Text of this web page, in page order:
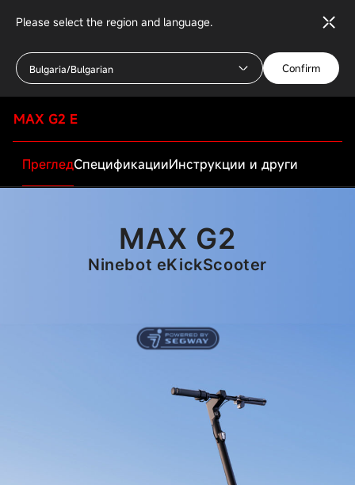
Please select the region and language.
Bulgaria/Bulgarian Confirm
MAX G2 E
ПрегледСпецификацииИнструкции и други
MAX G2
Ninebot eKickScooter